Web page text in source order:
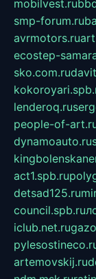
mobilvest.ru
smp-forum.ru
avrmotors.ru
ecostep-
sko.com.ru
lenderoq.ru
people-of-
dynamoauto.ru
act1.spb.ru
detsad125.ru
council.spb.ru
iclub.net.ru
artemovskij.ru